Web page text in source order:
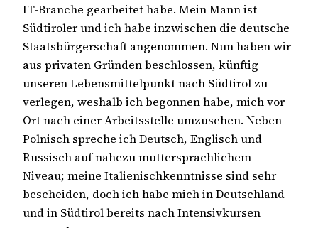
IT-Branche gearbeitet habe. Mein Mann ist
Südtiroler und ich habe inzwischen die deutsche
Staatsbürgerschaft angenommen. Nun haben wir
aus privaten Gründen beschlossen, künftig
unseren Lebensmittelpunkt nach Südtirol zu
verlegen, weshalb ich begonnen habe, mich vor
Ort nach einer Arbeitsstelle umzusehen. Neben
Polnisch spreche ich Deutsch, Englisch und
Russisch auf nahezu muttersprachlichem
Niveau; meine Italienischkenntnisse sind sehr
bescheiden, doch ich habe mich in Deutschland
und in Südtirol bereits nach Intensivkursen